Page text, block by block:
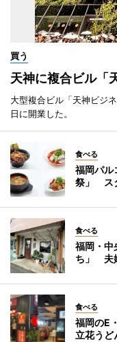
買う
天神に複合ビル「
大型複合ビル「天神ビジ
日に開業した。
食べる
福岡パル
祭」 ス
食べる
福岡・中
ち」 夫
食べる
福岡のE
立花う